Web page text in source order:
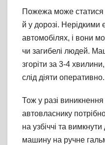
Пожежа може
й у дорозі. Нерідкими
автомобілях, і вони
чи загибелі людей.
згоріти за 3-4
слід діяти оперативно.
Тож у разі
автовласнику
на узбіччі та
машину на ручне